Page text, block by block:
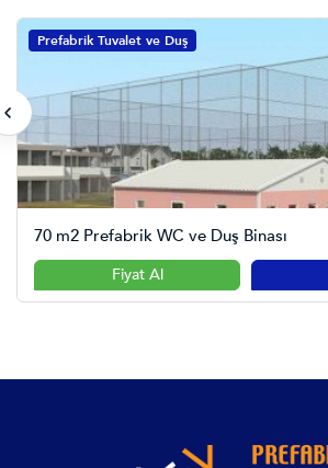
Prefabrik Tuvalet ve Duş
70 m2 Prefabrik WC ve Duş Binası
Fiyat Al